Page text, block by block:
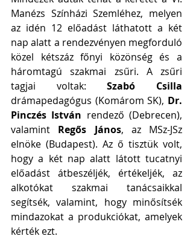
Manézs Színházi Szemléhez, melyen
az idén 12 előadást láthatott a két
nap alatt a rendezvényen megforduló
közel kétszáz főnyi közönség és a
háromtagú szakmai zsűri. A zsűri
tagjai voltak:
drámapedagógus (Komárom SK), Dr.
Pinczés István rendező (Debrecen),
valamint Regős János, az MSz-JSz
elnöke (Budapest). Az ő tisztük volt,
hogy a két nap alatt látott tucatnyi
előadást átbeszéljék, értékeljék, az
alkotókat szakmai tanácsaikkal
segítsék, valamint, hogy minősítsék
mindazokat a produkciókat, amelyek
kérték ezt.